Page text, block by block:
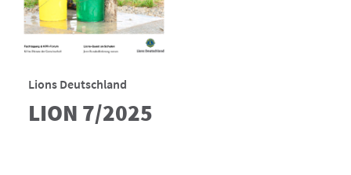
Lions Deutschland
LION 7/2025